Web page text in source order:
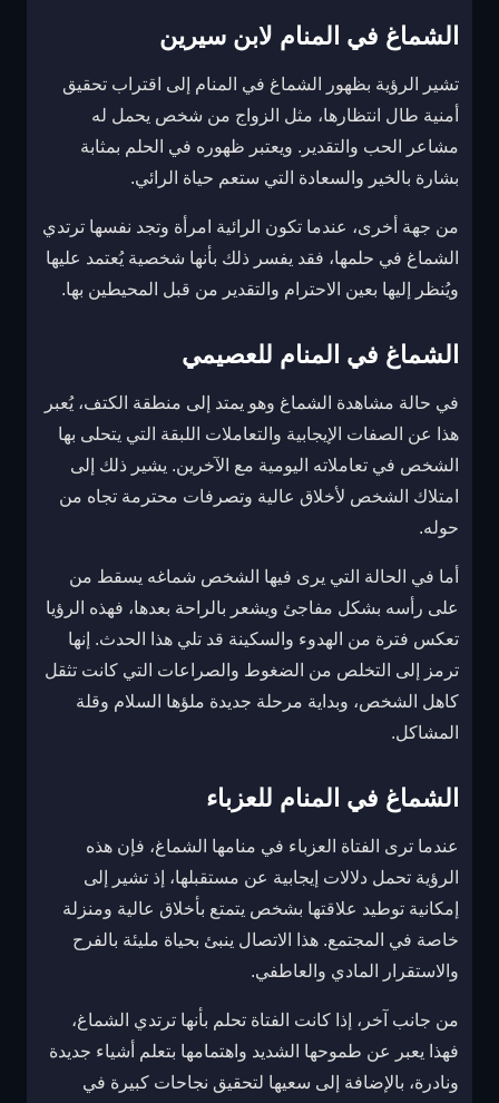
الشماغ في المنام لابن سيرين
تشير الرؤية بظهور الشماغ في المنام إلى اقتراب تحقيق
أمنية طال انتظارها، مثل الزواج من شخص يحمل له
مشاعر الحب والتقدير. ويعتبر ظهوره في الحلم بمثابة
بشارة بالخير والسعادة التي ستعم حياة الرائي.
من جهة أخرى، عندما تكون الرائية امرأة وتجد نفسها ترتدي
الشماغ في حلمها، فقد يفسر ذلك بأنها شخصية يُعتمد عليها
ويُنظر إليها بعين الاحترام والتقدير من قبل المحيطين بها.
الشماغ في المنام للعصيمي
في حالة مشاهدة الشماغ وهو يمتد إلى منطقة الكتف، يُعبر
هذا عن الصفات الإيجابية والتعاملات اللبقة التي يتحلى بها
الشخص في تعاملاته اليومية مع الآخرين. يشير ذلك إلى
امتلاك الشخص لأخلاق عالية وتصرفات محترمة تجاه من
حوله.
أما في الحالة التي يرى فيها الشخص شماغه يسقط من
على رأسه بشكل مفاجئ ويشعر بالراحة بعدها، فهذه الرؤيا
تعكس فترة من الهدوء والسكينة قد تلي هذا الحدث. إنها
ترمز إلى التخلص من الضغوط والصراعات التي كانت تثقل
كاهل الشخص، وبداية مرحلة جديدة ملؤها السلام وقلة
المشاكل.
الشماغ في المنام للعزباء
عندما ترى الفتاة العزباء في منامها الشماغ، فإن هذه
الرؤية تحمل دلالات إيجابية عن مستقبلها، إذ تشير إلى
إمكانية توطيد علاقتها بشخص يتمتع بأخلاق عالية ومنزلة
خاصة في المجتمع. هذا الاتصال ينبئ بحياة مليئة بالفرح
والاستقرار المادي والعاطفي.
من جانب آخر، إذا كانت الفتاة تحلم بأنها ترتدي الشماغ،
فهذا يعبر عن طموحها الشديد واهتمامها بتعلم أشياء جديدة
ونادرة، بالإضافة إلى سعيها لتحقيق نجاحات كبيرة في